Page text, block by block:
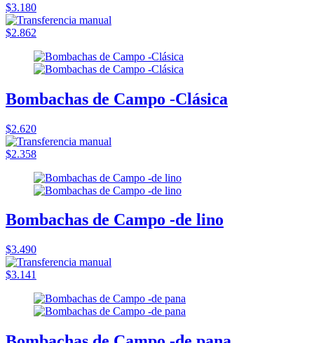
$3.180
$2.862
Bombachas de Campo -Clásica
$2.620
$2.358
Bombachas de Campo -de lino
$3.490
$3.141